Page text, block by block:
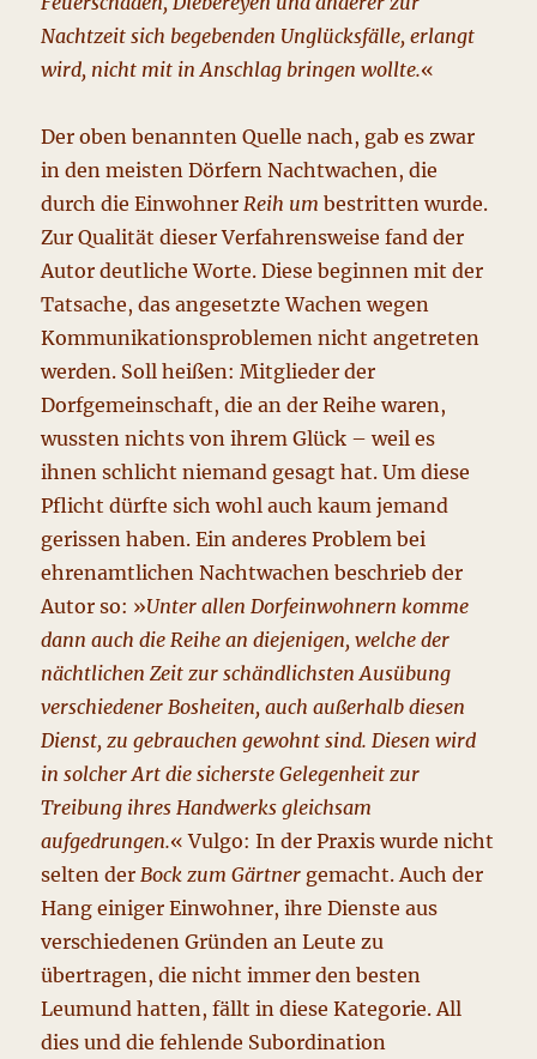
Nachtzeit sich begebenden Unglücksfälle, erlangt
wird, nicht mit in Anschlag bringen wollte.«
Der oben benannten Quelle nach, gab es zwar
in den meisten Dörfern Nachtwachen, die
durch die Einwohner Reih um bestritten wurde.
Zur Qualität dieser Verfahrensweise fand der
Autor deutliche Worte. Diese beginnen mit der
Tatsache, das angesetzte Wachen wegen
Kommunikationsproblemen nicht angetreten
werden. Soll heißen: Mitglieder der
Dorfgemeinschaft, die an der Reihe waren,
wussten nichts von ihrem Glück – weil es
ihnen schlicht niemand gesagt hat. Um diese
Pflicht dürfte sich wohl auch kaum jemand
gerissen haben. Ein anderes Problem bei
ehrenamtlichen Nachtwachen beschrieb der
Autor so: »Unter allen Dorfeinwohnern komme
dann auch die Reihe an diejenigen, welche der
nächtlichen Zeit zur schändlichsten Ausübung
verschiedener Bosheiten, auch außerhalb diesen
Dienst, zu gebrauchen gewohnt sind. Diesen wird
in solcher Art die sicherste Gelegenheit zur
Treibung ihres Handwerks gleichsam
aufgedrungen.« Vulgo: In der Praxis wurde nicht
selten der Bock zum Gärtner gemacht. Auch der
Hang einiger Einwohner, ihre Dienste aus
verschiedenen Gründen an Leute zu
übertragen, die nicht immer den besten
Leumund hatten, fällt in diese Kategorie. All
dies und die fehlende Subordination